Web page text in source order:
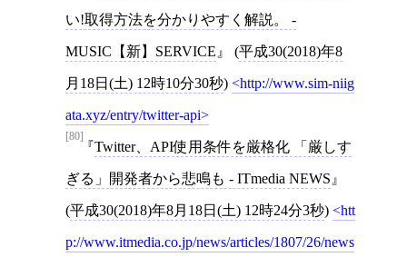
い!取得方法を分かりやすく解説。 -
MUSIC【新】SERVICE (平成30(2018)年8
月18日(土) 12時10分30秒) http://www.sim-niig
ata.xyz/entry/twitter-api
[80]
Twitter、API使用条件を厳格化 「厳しす
ぎる」開発者から悲鳴も - ITmedia NEWS
(平成30(2018)年8月18日(土) 12時24分3秒) htt
p://www.itmedia.co.jp/news/articles/1807/26/news